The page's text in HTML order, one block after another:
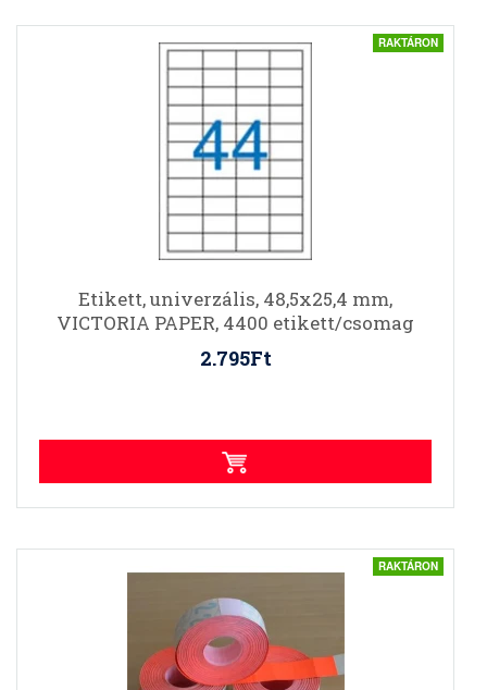
RAKTÁRON
Etikett, univerzális, 48,5x25,4 mm,
VICTORIA PAPER, 4400 etikett/csomag
2.795Ft
RAKTÁRON